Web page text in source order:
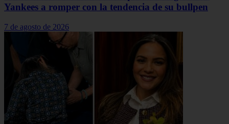
Yankees a romper con la tendencia de su bullpen
7 de agosto de 2026